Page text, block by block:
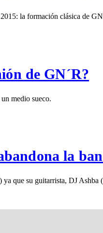
la formación clásica de
de GN´R?
medio sueco.
la
que su guitarrista, DJ